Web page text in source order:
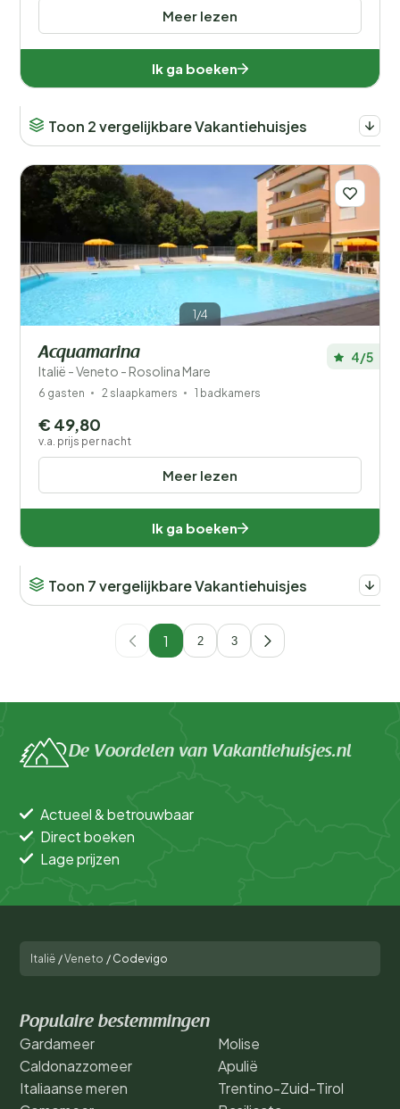
Meer lezen
Ik ga boeken
Toon 2 vergelijkbare Vakantiehuisjes
1/4
Acquamarina
Italië - Veneto - Rosolina Mare
4/5
6 gasten 2 slaapkamers 1 badkamers
Meer lezen
€ 49,80
v.a. prijs per nacht
Ik ga boeken
Toon 7 vergelijkbare Vakantiehuisjes
1 2 3
De Voordelen van Vakantiehuisjes.nl
Actueel & betrouwbaar
Direct boeken
Lage prijzen
Italië /Veneto / Codevigo
Populaire bestemmingen
Gardameer
Caldonazzomeer
Italiaanse meren
Molise
Apulië
Trentino-Zuid-Tirol